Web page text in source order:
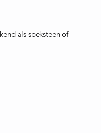
als speksteen of